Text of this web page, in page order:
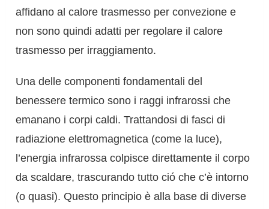
affidano al calore trasmesso per convezione e
non sono quindi adatti per regolare il calore
trasmesso per irraggiamento.
Una delle componenti fondamentali del
benessere termico sono i raggi infrarossi che
emanano i corpi caldi. Trattandosi di fasci di
radiazione elettromagnetica (come la luce),
l’energia infrarossa colpisce direttamente il corpo
da scaldare, trascurando tutto ció che c’è intorno
(o quasi). Questo principio è alla base di diverse